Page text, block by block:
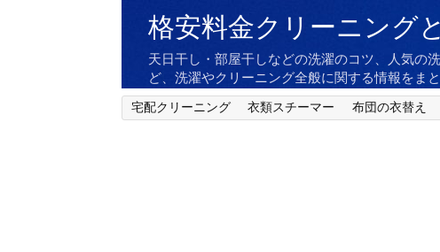
格安料金クリーニング
天日干し・部屋干しなどの洗濯のコツ、人気の
ど、洗濯やクリーニング全般に関する情報をまと
宅配クリーニング 衣類スチーマー 布団の衣替え